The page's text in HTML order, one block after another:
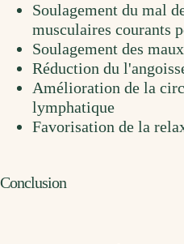
Soulagement du mal
musculaires courants
Soulagement des
Réduction du
Amélioration de la
lymphatique
Favorisation de la
Conclusion